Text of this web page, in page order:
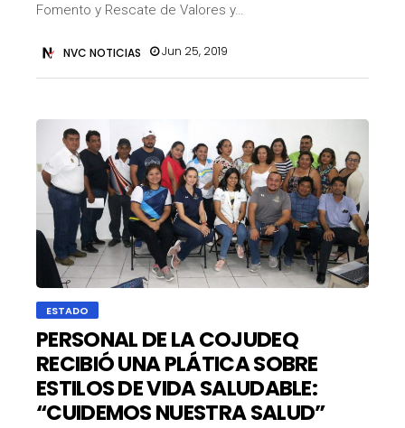
Fomento y Rescate de Valores y…
NVC NOTICIAS Jun 25, 2019
ESTADO
PERSONAL DE LA COJUDEQ
RECIBIÓ UNA PLÁTICA SOBRE
ESTILOS DE VIDA SALUDABLE:
“CUIDEMOS NUESTRA SALUD”